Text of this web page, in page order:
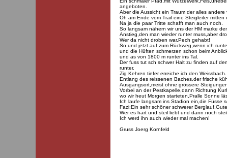
angeboten.
Aber die Aussicht ein Traum der alles andere
Oh am Ende vom Trail eine Steigleiter mitten
Na ja die paar Tritte schafft man auch noch.
So langsam nähern wir uns der HM marke
Anstieg,den man wieder runter muss,aber
Wer da nicht droben war,Pech gehabt!
So und jetzt auf zum Rückweg,wenn ich
und die Hüften schmerzen schon beim
und as von 1800 m runter ins Tal.
Der fuss tut sch schwer Halt zu finden auf
runter.
Zig Kehren tiefer erreiche ich den Weissbach.
Entlang des reissenen Baches,der frische
Ausgangsort,meist ohne grössere Steigungen.
Vorbei an der Pestkapelle,dann Richtung
wo wir heut Morgen starteten,Pralle Sonne
Ich laufe langsam ins Stadion ein,die Füsse
Fazi:Ein sehr schöner schwerer
Wer es hart und steil liebt und dann noch
Ich werd ihn auch wieder mal machen!
Gruss Joerg Kornfeld